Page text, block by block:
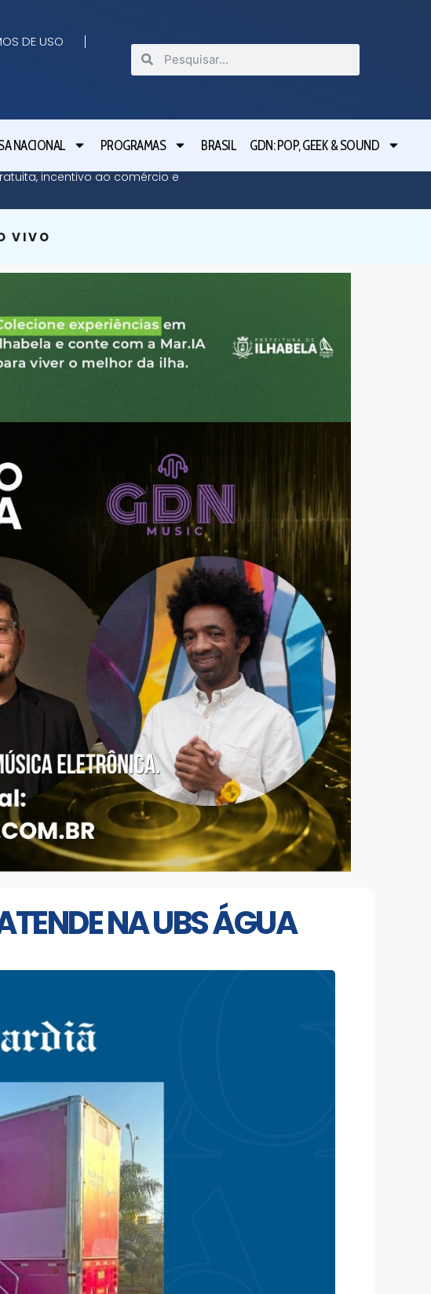
DE USO
NACIONAL PROGRAMAS BRASIL GDN: POP, GEEK & SOUND
incentivo ao comércio e
VIVO
NA UBS ÁGUA